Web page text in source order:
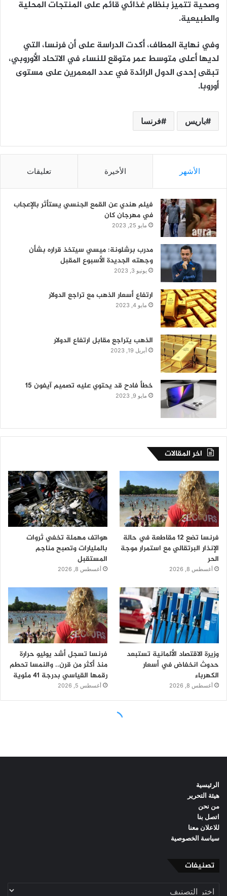
الرئيسية
هيئة التحرير
من نحن
اتصل بنا
للاعلان معنا
سياسة الخصوصية
تصنيفات
تصنيفات